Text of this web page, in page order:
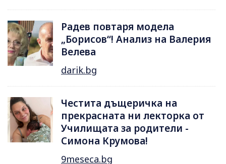
Радев повтаря модела
„Борисов“! Анализ на Валерия
Велева
darik.bg
Честита дъщеричка на
прекрасната ни лекторка от
Училищата за родители -
Симона Крумова!
9meseca.bg